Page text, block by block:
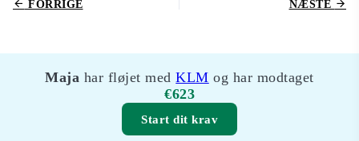
FORRIGE NÆSTE
Maja har fløjet medKLM og har modtaget
€623
Start dit krav